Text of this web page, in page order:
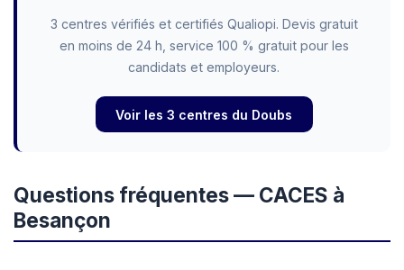
3 centres vérifiés et certifiés Qualiopi. Devis gratuit
en moins de 24 h, service 100 % gratuit pour les
candidats et employeurs.
Voir les 3 centres du Doubs
Questions fréquentes — CACES à
Besançon